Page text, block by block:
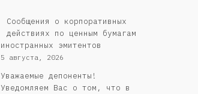
Сообщения о корпоративных
действиях по ценным бумагам
иностранных эмитентов
5 августа, 2026
Уважаемые депоненты!
Уведомляем Вас о том, что в